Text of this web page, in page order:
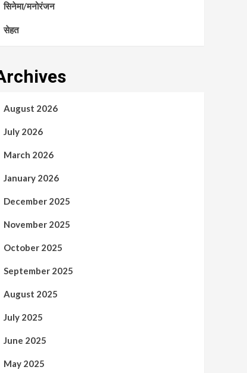
सिनेमा/मनोरंजन
सेहत
August 2026
July 2026
March 2026
January 2026
December 2025
November 2025
October 2025
September 2025
August 2025
July 2025
June 2025
May 2025